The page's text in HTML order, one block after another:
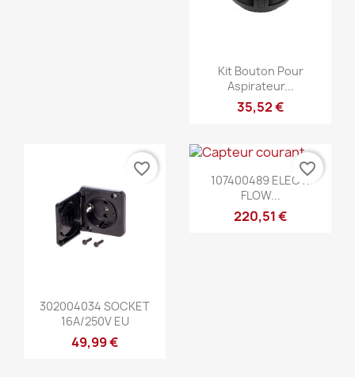
Szybki podgląd
Kit Bouton Pour
Aspirateur...
35,52 €
Szybki podgląd
302004034 SOCKET
16A/250V EU
49,99 €
favorite_border Szybki podgląd
107400489 ELECT.
FLOW...
220,51 €
favorite_border